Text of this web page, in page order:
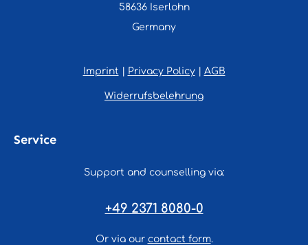
58636 Iserlohn
Germany
Imprint Privacy Policy| AGB
Widerrufsbelehrung
Service
Support and counselling via:
+49 2371 8080-0
Or via our contact form.